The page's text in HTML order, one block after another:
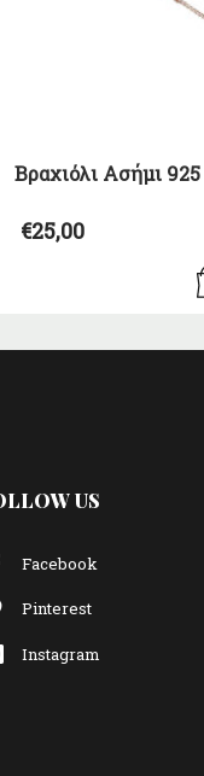
Βραχιόλι Ασήμι 925
€25,00
US
Facebook
Pinterest
Instagram